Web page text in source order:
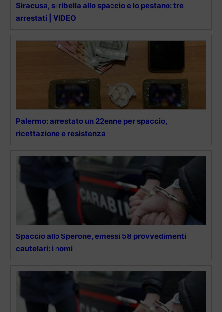
Siracusa, si ribella allo spaccio e lo pestano: tre
arrestati | VIDEO
Palermo: arrestato un 22enne per spaccio,
ricettazione e resistenza
Spaccio allo Sperone, emessi 58 provvedimenti
cautelari: i nomi